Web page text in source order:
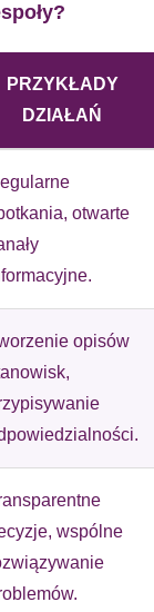
PRZYKŁADY
DZIAŁAŃ
otwarte
opisów
wspólne